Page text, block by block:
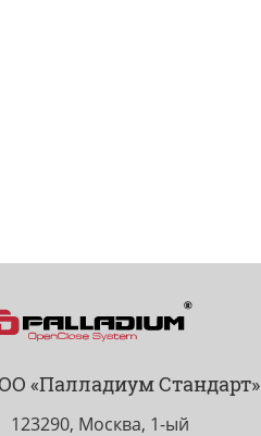
«Палладиум Стандарт»
123290, Москва, 1-ый